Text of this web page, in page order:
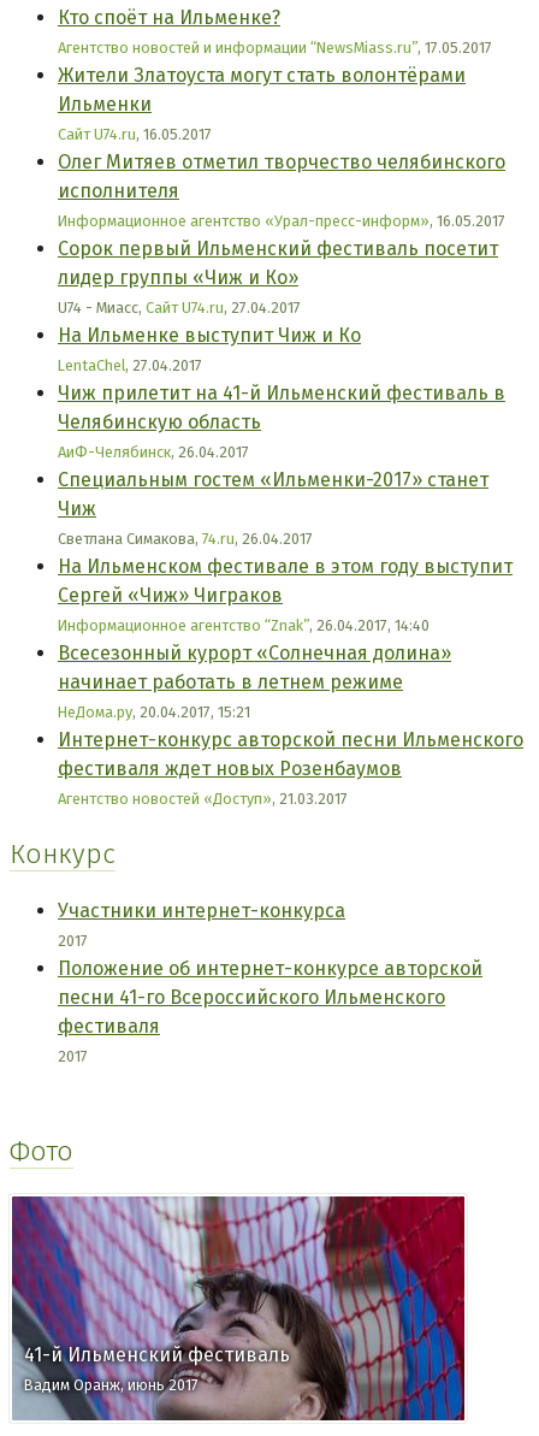
Кто споёт на Ильменке?
Агентство новостей и информации “NewsMiass.ru”, 17.05.2017
Жители Златоуста могут стать волонтёрами
Ильменки
Сайт U74.ru, 16.05.2017
Олег Митяев отметил творчество челябинского
исполнителя
Информационное агентство «Урал-пресс-информ», 16.05.2017
Сорок первый Ильменский фестиваль посетит
лидер группы «Чиж и Ко»
U74 - Миасс, Сайт U74.ru, 27.04.2017
На Ильменке выступит Чиж и Ко
LentaChel, 27.04.2017
Чиж прилетит на 41-й Ильменский фестиваль в
Челябинскую область
АиФ-Челябинск, 26.04.2017
Специальным гостем «Ильменки-2017» станет
Чиж
Светлана Симакова, 74.ru, 26.04.2017
На Ильменском фестивале в этом году выступит
Сергей «Чиж» Чиграков
Информационное агентство “Znak”, 26.04.2017, 14:40
Всесезонный курорт «Солнечная долина»
начинает работать в летнем режиме
НеДома.ру, 20.04.2017, 15:21
Интернет-конкурс авторской песни Ильменского
фестиваля ждет новых Розенбаумов
Агентство новостей «Доступ», 21.03.2017
Конкурс
Участники интернет-конкурса
2017
Положение об интернет-конкурсе авторской
песни 41-го Всероссийского Ильменского
фестиваля
2017
Фото
41-й Ильменский фестиваль
Вадим Оранж, июнь 2017